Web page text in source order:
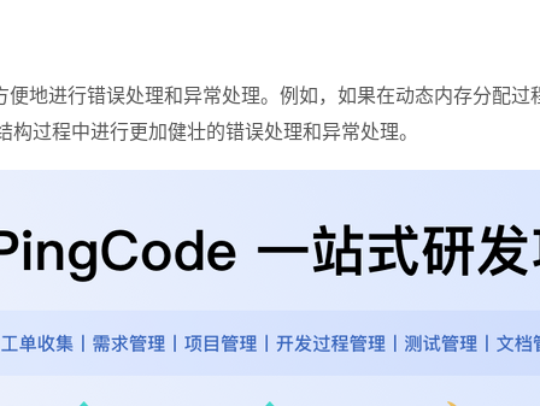
地进行错误处理和异常处理。例如，如果在动态内存分配
过程中进行更加健壮的错误处理和异常处理。